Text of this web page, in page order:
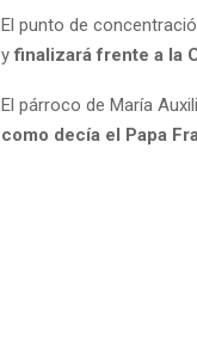
El punto de
yfinalizará frente a la
El párroco de María
como decía el Papa